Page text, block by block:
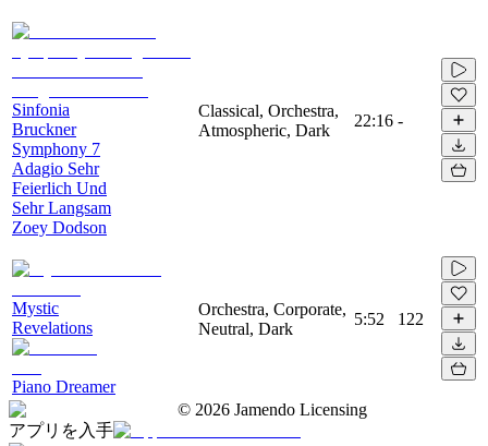
Sinfonia
Bruckner
Symphony 7
Adagio Sehr
Feierlich Und
Sehr Langsam
Zoey Dodson
Classical, Orchestra,
Atmospheric, Dark
22:16 -
Mystic
Revelations
Piano Dreamer
Orchestra, Corporate,
Neutral, Dark
5:52 122
© 2026 Jamendo Licensing
アプリを入手